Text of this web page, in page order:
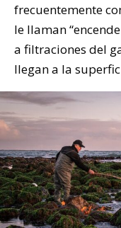
frecuentemente
le llaman
a filtraciones del
llegan a la